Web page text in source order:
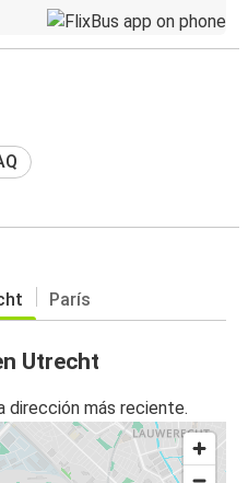
París
Utrecht
dirección más reciente.